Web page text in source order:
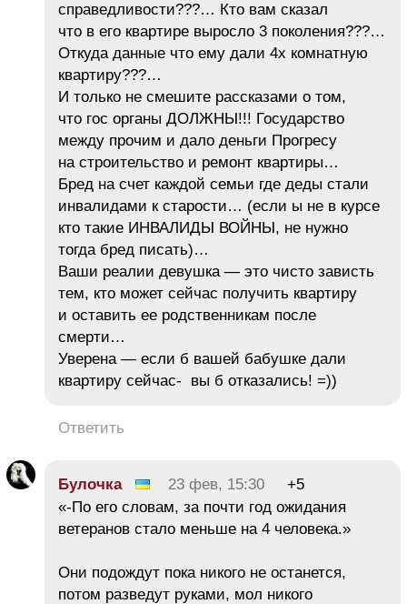
справедливости???… Кто вам сказал
что в его квартире выросло 3 поколения???…
Откуда данные что ему дали 4х комнатную
квартиру???…
И только не смешите рассказами о том,
что гос органы ДОЛЖНЫ!!! Государство
между прочим и дало деньги Прогресу
на строительство и ремонт квартиры…
Бред на счет каждой семьи где деды стали
инвалидами к старости… (если ы не в курсе
кто такие ИНВАЛИДЫ ВОЙНЫ, не нужно
тогда бред писать)…
Ваши реалии девушка — это чисто зависть
тем, кто может сейчас получить квартиру
и оставить ее родственникам после
смерти…
Уверена — если б вашей бабушке дали
квартиру сейчас- вы б отказались! =))
Ответить
Булочка 23 фев, 15:30
+5
«-По его словам, за почти год ожидания
ветеранов стало меньше на 4 человека.»
Они подождут пока никого не останется,
потом разведут руками, мол никого